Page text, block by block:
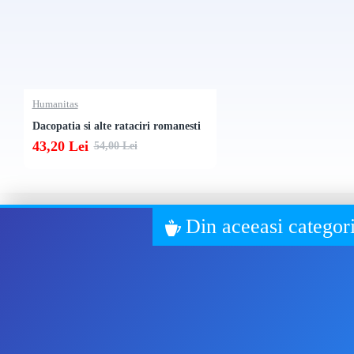
Humanitas
Dacopatia si alte rataciri romanesti
43,20 Lei 54,00 Lei
Din aceeasi